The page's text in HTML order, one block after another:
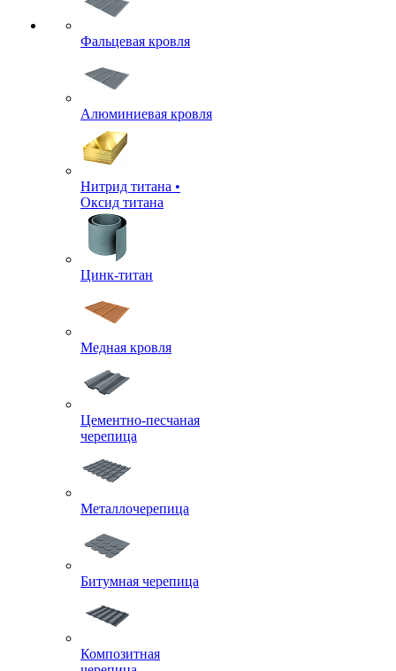
Фальцевая кровля
Алюминиевая кровля
Нитрид титана •
Оксид титана
Цинк-титан
Медная кровля
Цементно-песчаная
черепица
Металлочерепица
Битумная черепица
Композитная